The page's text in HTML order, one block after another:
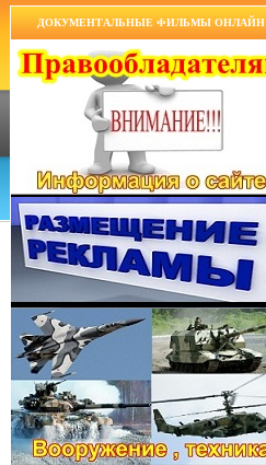
ДОКУМЕНТАЛЬНЫЕ ФИЛЬМЫ ОНЛАЙН